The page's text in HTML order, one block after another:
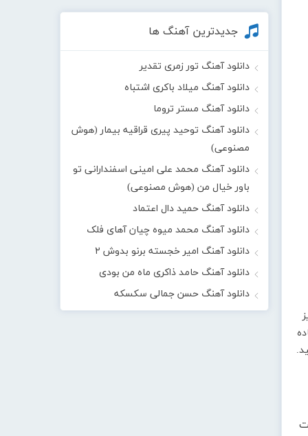
جدیدترین آهنگ ها
دانلود آهنگ تور زمری تقدیر
دانلود آهنگ میلاد باکری اشتباه
دانلود آهنگ مستر تروما
دانلود آهنگ توحید پیری قراقیه بیمار (هوش
مصنوعی)
دانلود آهنگ محمد علی امینی اسفندارانی تو
باور خیال من (هوش مصنوعی)
دانلود آهنگ حمید دال اعتماد
دانلود آهنگ محمد میوه چیان آهای فلک
دانلود آهنگ امیر خجسته برنو بدوش ۲
دانلود آهنگ حامد ذاکری ماه من بودی
دانلود آهنگ حسن جمالی سکسکه